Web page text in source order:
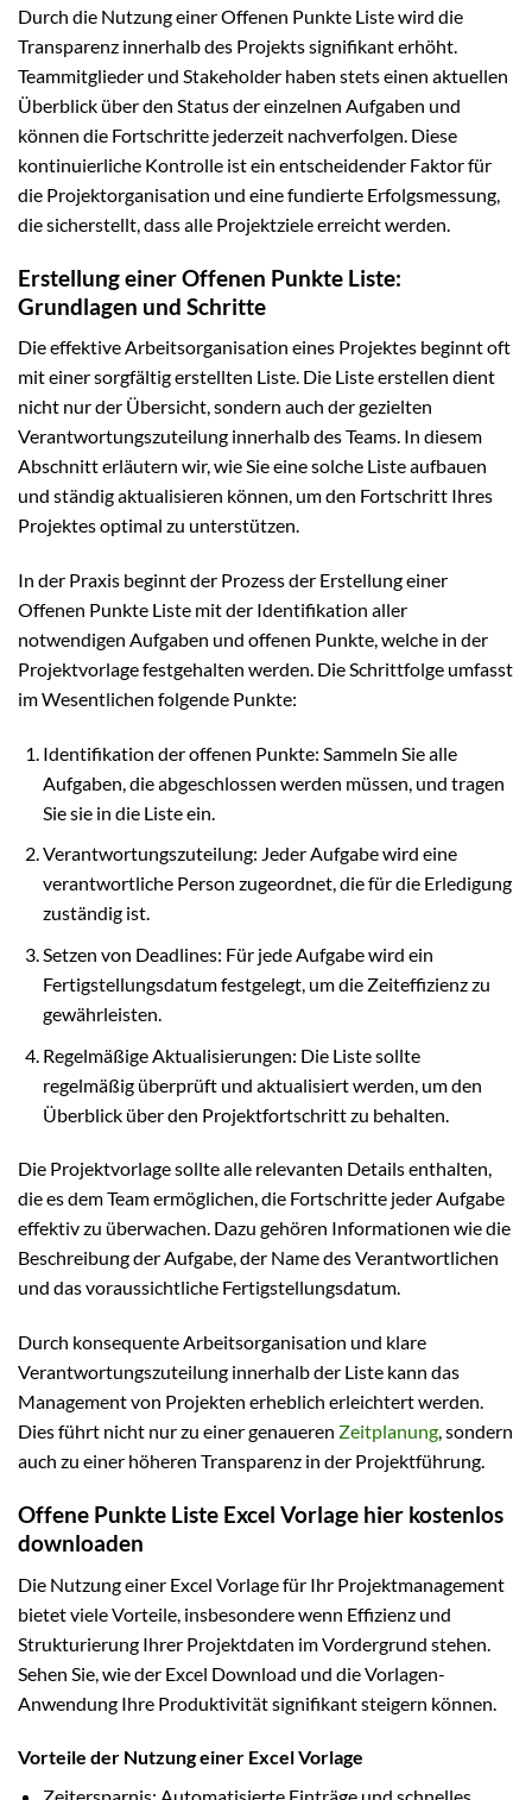
Durch die Nutzung einer Offenen Punkte Liste wird die
Transparenz innerhalb des Projekts signifikant erhöht.
Teammitglieder und Stakeholder haben stets einen aktuellen
Überblick über den Status der einzelnen Aufgaben und
können die Fortschritte jederzeit nachverfolgen. Diese
kontinuierliche Kontrolle ist ein entscheidender Faktor für
die Projektorganisation und eine fundierte Erfolgsmessung,
die sicherstellt, dass alle Projektziele erreicht werden.
Erstellung einer Offenen Punkte Liste:
Grundlagen und Schritte
Die effektive Arbeitsorganisation eines Projektes beginnt oft
mit einer sorgfältig erstellten Liste. Die Liste erstellen dient
nicht nur der Übersicht, sondern auch der gezielten
Verantwortungszuteilung innerhalb des Teams. In diesem
Abschnitt erläutern wir, wie Sie eine solche Liste aufbauen
und ständig aktualisieren können, um den Fortschritt Ihres
Projektes optimal zu unterstützen.
In der Praxis beginnt der Prozess der Erstellung einer
Offenen Punkte Liste mit der Identifikation aller
notwendigen Aufgaben und offenen Punkte, welche in der
Projektvorlage festgehalten werden. Die Schrittfolge umfasst
im Wesentlichen folgende Punkte:
Identifikation der offenen Punkte: Sammeln Sie alle
Aufgaben, die abgeschlossen werden müssen, und tragen
Sie sie in die Liste ein.
Verantwortungszuteilung: Jeder Aufgabe wird eine
verantwortliche Person zugeordnet, die für die Erledigung
zuständig ist.
Setzen von Deadlines: Für jede Aufgabe wird ein
Fertigstellungsdatum festgelegt, um die Zeiteffizienz zu
gewährleisten.
Regelmäßige Aktualisierungen: Die Liste sollte
regelmäßig überprüft und aktualisiert werden, um den
Überblick über den Projektfortschritt zu behalten.
Die Projektvorlage sollte alle relevanten Details enthalten,
die es dem Team ermöglichen, die Fortschritte jeder Aufgabe
effektiv zu überwachen. Dazu gehören Informationen wie die
Beschreibung der Aufgabe, der Name des Verantwortlichen
und das voraussichtliche Fertigstellungsdatum.
Durch konsequente Arbeitsorganisation und klare
Verantwortungszuteilung innerhalb der Liste kann das
Management von Projekten erheblich erleichtert werden.
Dies führt nicht nur zu einer genaueren Zeitplanung, sondern
auch zu einer höheren Transparenz in der Projektführung.
Offene Punkte Liste Excel Vorlage hier kostenlos
downloaden
Die Nutzung einer Excel Vorlage für Ihr Projektmanagement
bietet viele Vorteile, insbesondere wenn Effizienz und
Strukturierung Ihrer Projektdaten im Vordergrund stehen.
Sehen Sie, wie der Excel Download und die Vorlagen-
Anwendung Ihre Produktivität signifikant steigern können.
Vorteile der Nutzung einer Excel Vorlage